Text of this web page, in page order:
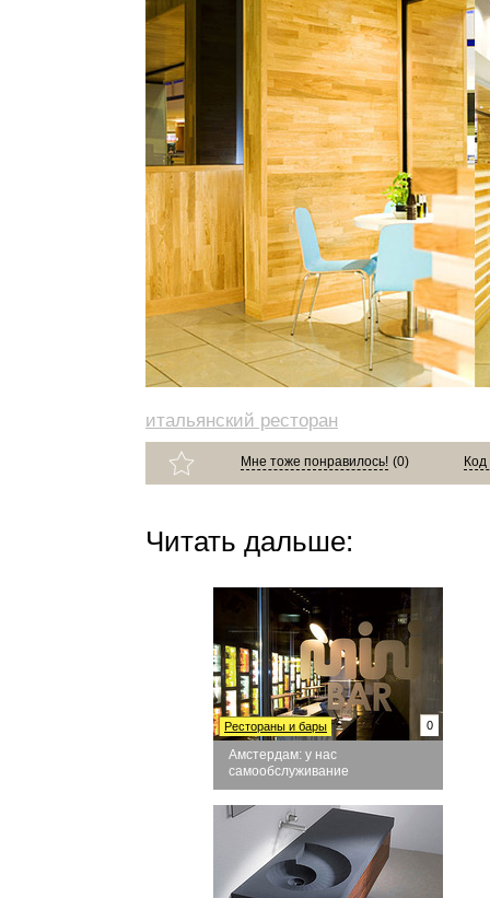
итальянский ресторан
Мне тоже понравилось! (0) Код
Читать дальше:
Амстердам: у нас
самообслуживание
0
Рестораны и бары